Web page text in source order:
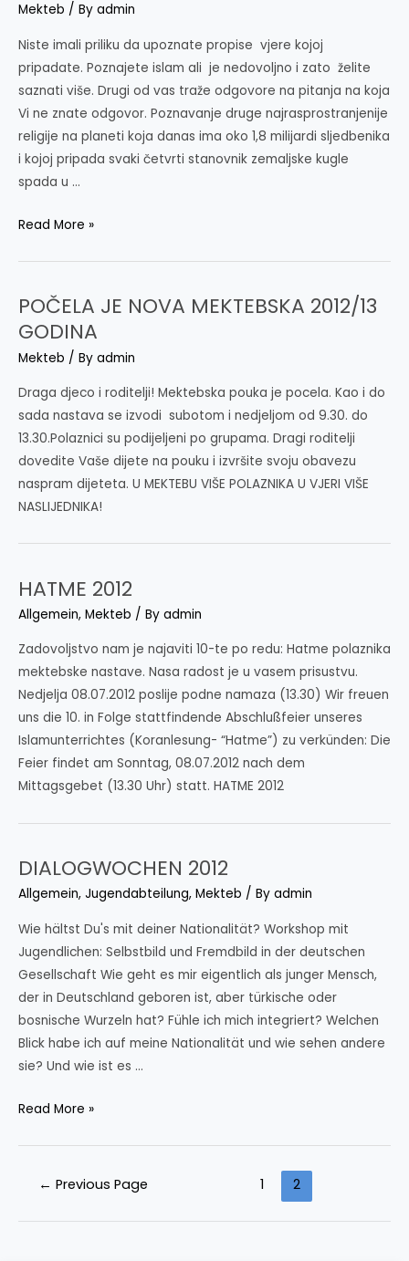
Mekteb / By admin
Niste imali priliku da upoznate propise vjere kojoj
pripadate. Poznajete islam ali je nedovoljno i zato želite
saznati više. Drugi od vas traže odgovore na pitanja na koja
Vi ne znate odgovor. Poznavanje druge najrasprostranjenije
religije na planeti koja danas ima oko 1,8 milijardi sljedbenika
i kojoj pripada svaki četvrti stanovnik zemaljske kugle
spada u …
ŠKOLA
ODRASLE
Read More »
POČELA JE NOVA MEKTEBSKA 2012/13
GODINA
Mekteb / By admin
Draga djeco i roditelji! Mektebska pouka je pocela. Kao i do
sada nastava se izvodi subotom i nedjeljom od 9.30. do
13.30.Polaznici su podijeljeni po grupama. Dragi roditelji
dovedite Vaše dijete na pouku i izvršite svoju obavezu
naspram dijeteta. U MEKTEBU VIŠE POLAZNIKA U VJERI VIŠE
NASLIJEDNIKA!
HATME 2012
Allgemein, Mekteb / By admin
Zadovoljstvo nam je najaviti 10-te po redu: Hatme polaznika
mektebske nastave. Nasa radost je u vasem prisustvu.
Nedjelja 08.07.2012 poslije podne namaza (13.30) Wir freuen
uns die 10. in Folge stattfindende Abschlußfeier unseres
Islamunterrichtes (Koranlesung- “Hatme”) zu verkünden: Die
Feier findet am Sonntag, 08.07.2012 nach dem
Mittagsgebet (13.30 Uhr) statt. HATME 2012
DIALOGWOCHEN 2012
Allgemein, Jugendabteilung, Mekteb / By admin
Wie hältst Du's mit deiner Nationalität? Workshop mit
Jugendlichen: Selbstbild und Fremdbild in der deutschen
Gesellschaft Wie geht es mir eigentlich als junger Mensch,
der in Deutschland geboren ist, aber türkische oder
bosnische Wurzeln hat? Fühle ich mich integriert? Welchen
Blick habe ich auf meine Nationalität und wie sehen andere
sie? Und wie ist es …
DIALOGWOCHEN
Read More »
Posts← Previous Page 1 2